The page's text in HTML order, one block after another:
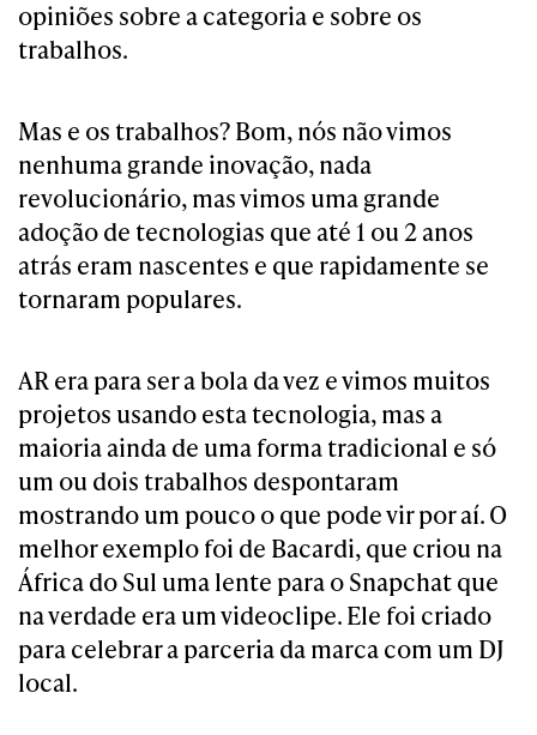
opiniões sobre a categoria e sobre os
trabalhos.
Mas e os trabalhos? Bom, nós não vimos
nenhuma grande inovação, nada
revolucionário, mas vimos uma grande
adoção de tecnologias que até 1 ou 2 anos
atrás eram nascentes e que rapidamente se
tornaram populares.
AR era para ser a bola da vez e vimos muitos
projetos usando esta tecnologia, mas a
maioria ainda de uma forma tradicional e só
um ou dois trabalhos despontaram
mostrando um pouco o que pode vir por aí. O
melhor exemplo foi de Bacardi, que criou na
África do Sul uma lente para o Snapchat que
na verdade era um videoclipe. Ele foi criado
para celebrar a parceria da marca com um DJ
local.